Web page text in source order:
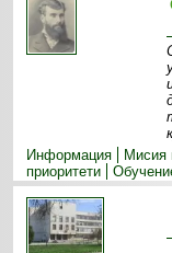
Информация
Мисия
приоритети